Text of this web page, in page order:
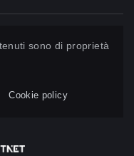
sono di proprietà
Cookie policy